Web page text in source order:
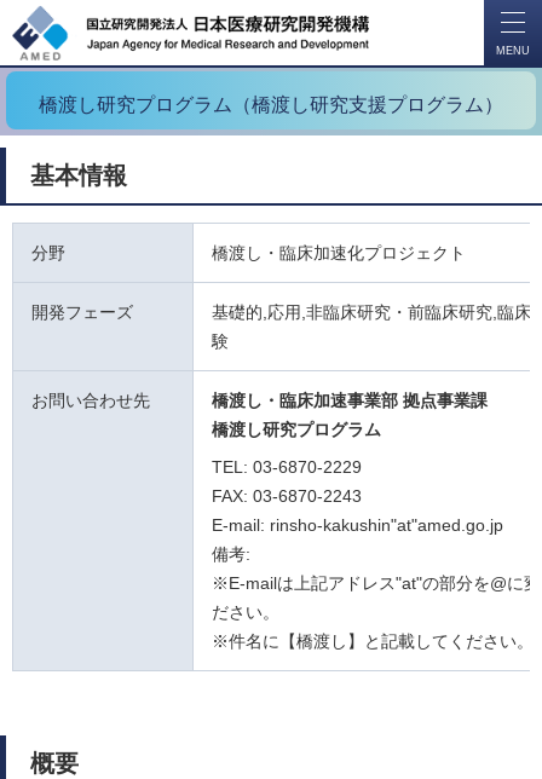
MENU
橋渡し研究プログラム（橋渡し研究支援プログラム）
基本情報
分野 橋渡し・臨床加速化プロジェクト
開発フェーズ
基礎的,応用,非臨床研究・前臨床研究,臨床
験
お問い合わせ先
橋渡し・臨床加速事業部 拠点事業課
橋渡し研究プログラム
TEL: 03-6870-2229
FAX: 03-6870-2243
E-mail: rinsho-kakushin"at"amed.go.jp
備考:
※E-mailは上記アドレス"at"の部分を@に
ださい。
※件名に【橋渡し】と記載してください。
概要